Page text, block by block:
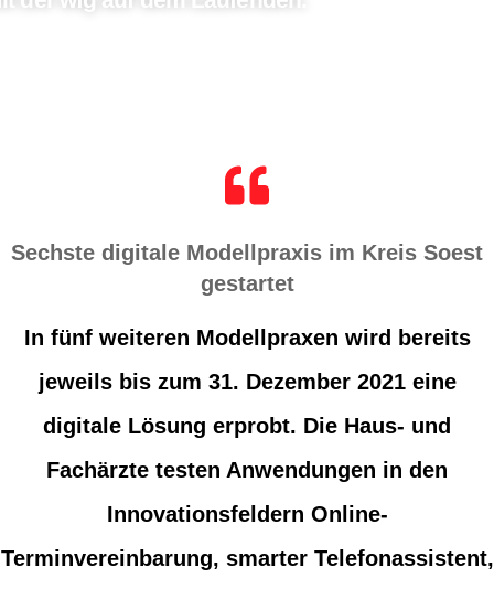
Sechste digitale Modellpraxis im Kreis Soest
gestartet
In fünf weiteren Modellpraxen wird bereits
jeweils bis zum 31. Dezember 2021 eine
digitale Lösung erprobt. Die Haus- und
Fachärzte testen Anwendungen in den
Innovationsfeldern Online-
Terminvereinbarung, smarter Telefonassistent,